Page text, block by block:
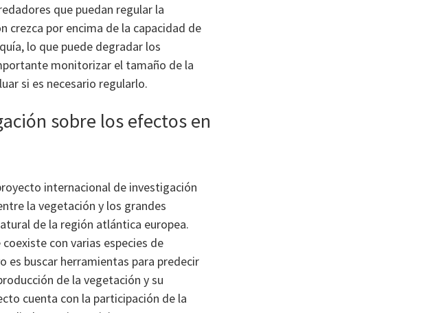
que puedan regular la
crezca por encima de la capacidad de
lo que puede degradar los
monitorizar el tamaño de la
si es necesario regularlo.
sobre los efectos en
internacional de investigación
la vegetación y los grandes
de la región atlántica europea.
con varias especies de
es buscar herramientas para predecir
de la vegetación y su
cuenta con la participación de la